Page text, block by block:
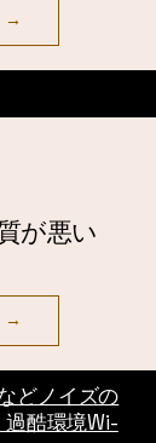
→
が悪い
→
どノイズの
酷環境Wi-